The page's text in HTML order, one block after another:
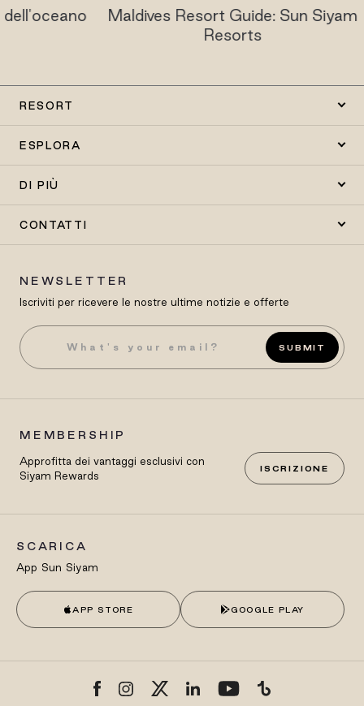
Maldives Resort Guide: Sun Siyam
Resorts
RESORT
ESPLORA
DI PIÙ
CONTATTI
NEWSLETTER
Iscriviti per ricevere le nostre ultime notizie e offerte
SUBMIT
MEMBERSHIP
Approfitta dei vantaggi esclusivi con
Siyam Rewards
ISCRIZIONE
SCARICA
App Sun Siyam
APP STORE GOOGLE PLAY